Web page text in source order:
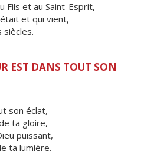
Fils et au Saint-Esprit,
et qui vient,
siècles.
EST DANS TOUT SON
son éclat,
ta gloire,
puissant,
ta lumière.